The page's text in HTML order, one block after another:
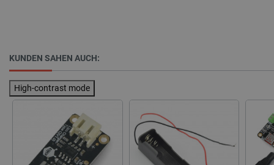
KUNDEN SAHEN AUCH:
High-contrast mode
critData
_lb .botland.de